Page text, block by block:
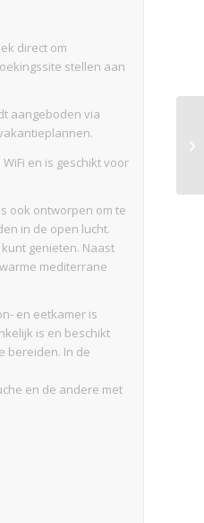
direct om
stellen aan
aangeboden via
en is geschikt voor
ook ontworpen om te
in de open lucht.
genieten. Naast
mediterrane
en eetkamer is
is en beschikt
bereiden. In de
en de andere met